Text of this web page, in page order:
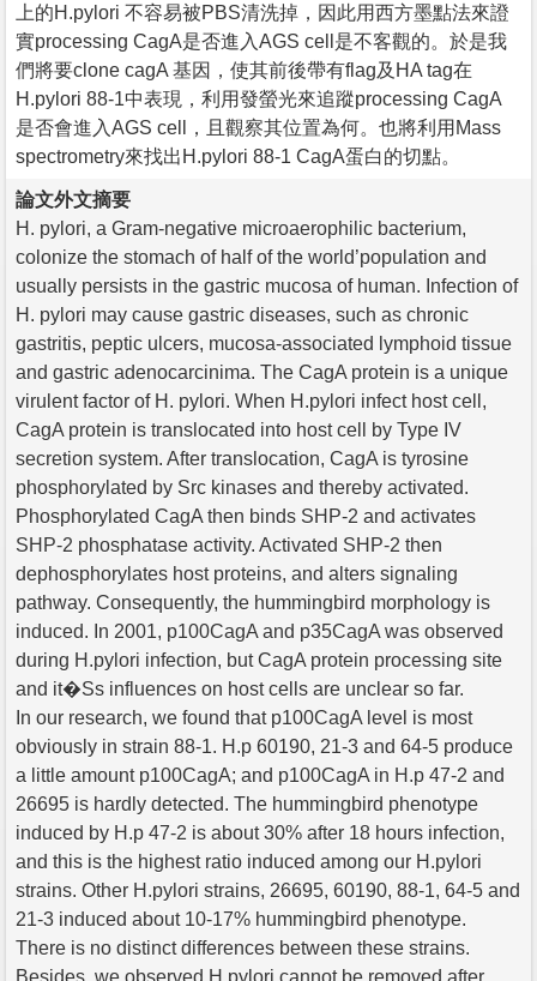
上的H.pylori 不容易被PBS清洗掉，因此用西方墨點法來證
實processing CagA是否進入AGS cell是不客觀的。於是我
們將要clone cagA 基因，使其前後帶有flag及HA tag在
H.pylori 88-1中表現，利用發螢光來追蹤processing CagA
是否會進入AGS cell，且觀察其位置為何。也將利用Mass
spectrometry來找出H.pylori 88-1 CagA蛋白的切點。
論文外文摘要
H. pylori, a Gram-negative microaerophilic bacterium,
colonize the stomach of half of the world’population and
usually persists in the gastric mucosa of human. Infection of
H. pylori may cause gastric diseases, such as chronic
gastritis, peptic ulcers, mucosa-associated lymphoid tissue
and gastric adenocarcinima. The CagA protein is a unique
virulent factor of H. pylori. When H.pylori infect host cell,
CagA protein is translocated into host cell by Type IV
secretion system. After translocation, CagA is tyrosine
phosphorylated by Src kinases and thereby activated.
Phosphorylated CagA then binds SHP-2 and activates
SHP-2 phosphatase activity. Activated SHP-2 then
dephosphorylates host proteins, and alters signaling
pathway. Consequently, the hummingbird morphology is
induced. In 2001, p100CagA and p35CagA was observed
during H.pylori infection, but CagA protein processing site
and it�Ss influences on host cells are unclear so far.
In our research, we found that p100CagA level is most
obviously in strain 88-1. H.p 60190, 21-3 and 64-5 produce
a little amount p100CagA; and p100CagA in H.p 47-2 and
26695 is hardly detected. The hummingbird phenotype
induced by H.p 47-2 is about 30% after 18 hours infection,
and this is the highest ratio induced among our H.pylori
strains. Other H.pylori strains, 26695, 60190, 88-1, 64-5 and
21-3 induced about 10-17% hummingbird phenotype.
There is no distinct differences between these strains.
Besides, we observed H.pylori cannot be removed after